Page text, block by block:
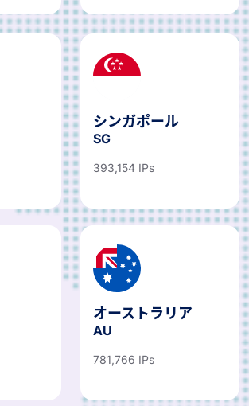
シンガポール
SG
オーストラリア
AU